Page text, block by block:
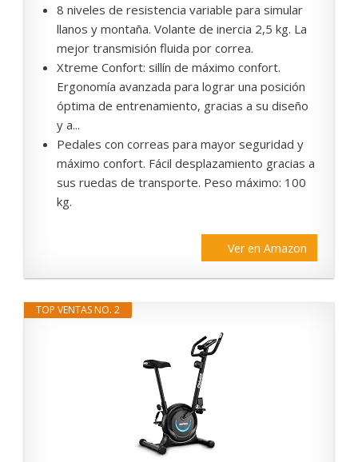
8 niveles de resistencia variable para simular
llanos y montaña. Volante de inercia 2,5 kg. La
mejor transmisión fluida por correa.
Xtreme Confort: sillín de máximo confort.
Ergonomía avanzada para lograr una posición
óptima de entrenamiento, gracias a su diseño
y a...
Pedales con correas para mayor seguridad y
máximo confort. Fácil desplazamiento gracias a
sus ruedas de transporte. Peso máximo: 100
kg.
Ver en Amazon
TOP VENTAS NO. 2